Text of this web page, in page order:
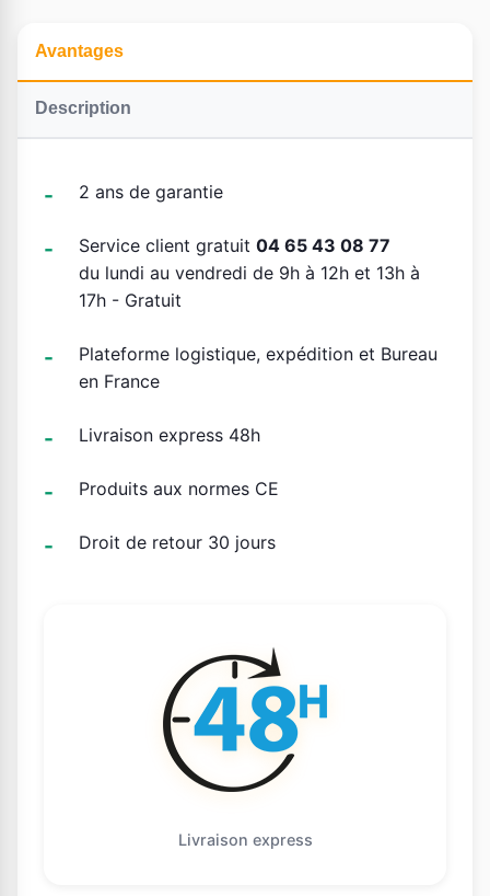
Avantages
Description
2 ans de garantie
Service client gratuit 04 65 43 08 77
du lundi au vendredi de 9h à 12h et 13h à
17h - Gratuit
Plateforme logistique, expédition et Bureau
en France
Livraison express 48h
Produits aux normes CE
Droit de retour 30 jours
Livraison express